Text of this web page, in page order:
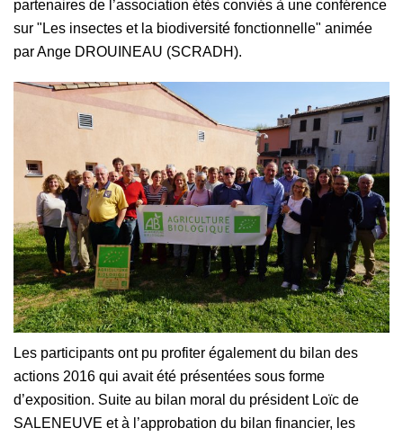
partenaires de l’association étés conviés à une conférence
sur "Les insectes et la biodiversité fonctionnelle" animée
par Ange DROUINEAU (SCRADH).
Les participants ont pu profiter également du bilan des
actions 2016 qui avait été présentées sous forme
d’exposition. Suite au bilan moral du président Loïc de
SALENEUVE et à l’approbation du bilan financier, les